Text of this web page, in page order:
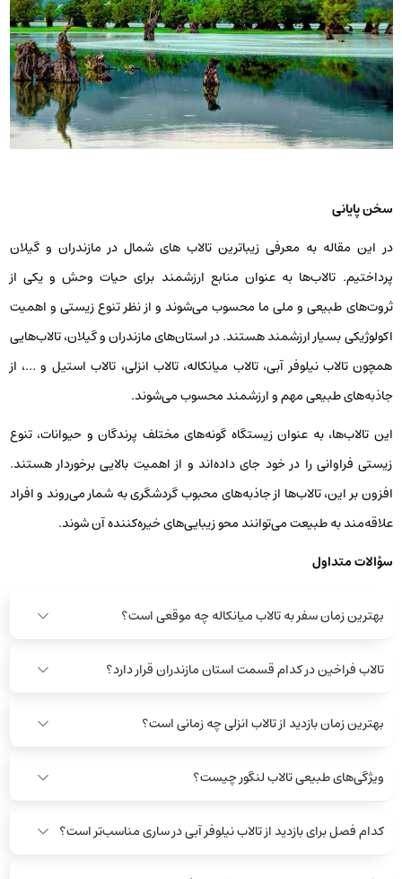
سخن پایانی
در این مقاله به معرفی زیباترین تالاب های شمال در مازندران و گیلان
پرداختیم. تالاب‌ها به عنوان منابع ارزشمند برای حیات وحش و یکی از
ثروت‌های طبیعی و ملی ما محسوب می‌شوند و از نظر تنوع زیستی و اهمیت
اکولوژیکی بسیار ارزشمند هستند. در استان‌های مازندران و گیلان، تالاب‌هایی
همچون تالاب نیلوفر آبی، تالاب میانکاله، تالاب انزلی، تالاب استیل و …، از
جاذبه‌های طبیعی مهم و ارزشمند محسوب می‌شوند.
این تالاب‌ها، به عنوان زیستگاه گونه‌های مختلف پرندگان و حیوانات، تنوع
زیستی فراوانی را در خود جای داده‌اند و از اهمیت بالایی برخوردار هستند.
افزون بر این، تالاب‌ها از جاذبه‌های محبوب گردشگری به شمار می‌روند و افراد
علاقه‌مند به طبیعت می‌توانند محو زیبایی‌های خیره‌کننده آن شوند.
سؤالات متداول
بهترین زمان سفر به تالاب میانکاله چه موقعی است؟
تالاب فراخین در کدام قسمت استان مازندران قرار دارد؟
بهترین زمان بازدید از تالاب انزلی چه زمانی است؟
ویژگی‌های طبیعی تالاب لنگور چیست؟
کدام فصل برای بازدید از تالاب نیلوفر آبی در ساری مناسب‌تر است؟